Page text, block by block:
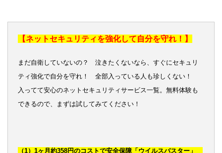
【ネットセキュリティを強化して自分を守れ！】
まだ自衛していないの？ 泣きたくないなら、すぐにセキュリ
ティ強化で自分を守れ！ 全部入っている人も珍しくない！
入ってて安心のネットセキュリティサービス一覧。無料体験も
できるので、まずは試してみてください！
（1）1ヶ月約358円のコストで安全保障「ウイルスバスター」